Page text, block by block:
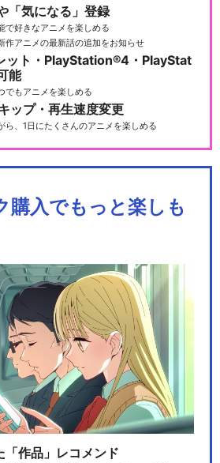
キラキラ☆プリキュアアラモ
ード
HUGっと！プリキュア
スター☆トゥインクルプリキ
ュア
ヒーリングっど♥プリキュア
トロピカル～ジュ！プリキュ
ア
「気になる」登録
で好きなアニメを楽しめる
作アニメの最新話の追加をお知らせ
ット・PlayStation®4・PlayStat
能
でもアニメを楽しめる
ップ・再生速度変更
ら、1日にたくさんのアニメを楽しめる
購入でもっと楽しも
「作品」レコメンド